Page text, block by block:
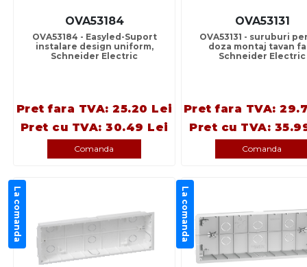
OVA53184
OVA53184 - Easyled-Suport
instalare design uniform,
Schneider Electric
Pret fara TVA: 25.20 Lei
Pret cu TVA: 30.49 Lei
Comanda
OVA53131
OVA53131 - suruburi
doza montaj tavan
Schneider Electric
Pret fara TVA:
Pret cu TVA:
Comanda
La comanda La comanda